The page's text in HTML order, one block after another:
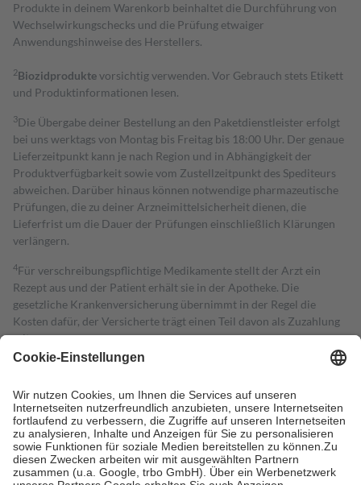
Produkte in deinem Warenkorb beinhaltet die Durchführung von
Wechselwirkungschecks und die Prüfung etwaiger
Anwendungshinweise des Herstellers.
2Biozidproduktevorsichtig verwenden. Vor Gebrauch stets Etikett
und Produktinformationen lesen.
3Die Übergabe deiner Bestellung an den Paketdienstleister erfolgt
bei uns werktags von Montag bis Freitag bis 18:00 Uhr. Der genaue
Lieferzeitpunkt kann je nach Region und in Abhängigkeit der
Produktverfügbarkeit sowie vom Zustellzeitpunkt des Spediteurs
abweichen. Darüber hinaus können notwendige pharmazeutische
Prüfungen, die zu deiner Arzneimittelsicherheit dienen, die
Lieferfrist um die Dauer der Prüfungen einschließlich Klärungen
verlängern.
4Für verschreibungspflichtige Medikamente stellt der Arzt ein
Rezept aus und der Patient erhält sie in der Apotheke. Die
gesetzliche Krankenversicherung übernimmt in der Regel die
Kosten dafür, der Versicherte trägt einen Teil davon als Zuzahlung
mit.
Grundsätzlich leisten Mitglieder Zuzahlungen in Höhe von zehn
höchstens zehn Euro.
Es sind jedoch nie mehr als die tatsächlichen
Kosten der Leistung zu entrichten.
Diese Regeln gelten grundsätzlich auch für Online-Apotheken.
Bei Heilmitteln und häuslicher Krankenpflege beträgt die
Zuzahlung zehn Prozent der Kosten sowie zehn Euro je
Verordnung.